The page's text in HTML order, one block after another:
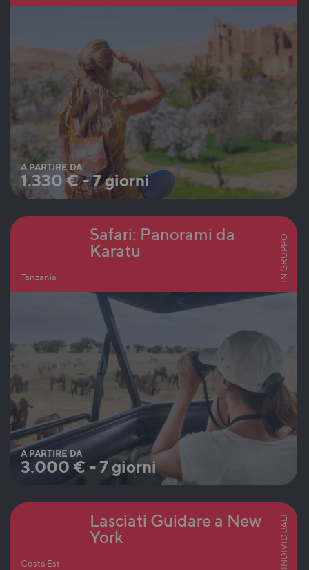
A PARTIRE DA
1.330€-7 giorni
Tanzania
Safari: Panorami da
Karatu
IN GRUPPO
A PARTIRE DA
3.000 € -7 giorni
Costa Est
Lasciati Guidare a New
York
INDIVIDUALI